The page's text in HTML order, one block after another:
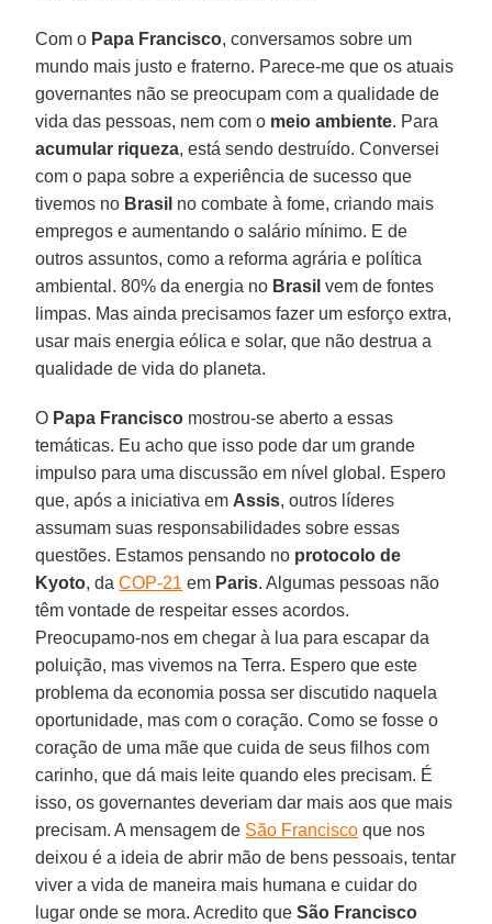
Com o Papa Francisco, conversamos sobre um
mundo mais justo e fraterno. Parece-me que os atuais
governantes não se preocupam com a qualidade de
vida das pessoas, nem com o meio ambiente. Para
acumular riqueza, está sendo destruído. Conversei
com o papa sobre a experiência de sucesso que
tivemos no Brasil no combate à fome, criando mais
empregos e aumentando o salário mínimo. E de
outros assuntos, como a reforma agrária e política
ambiental. 80% da energia no Brasil vem de fontes
limpas. Mas ainda precisamos fazer um esforço extra,
usar mais energia eólica e solar, que não destrua a
qualidade de vida do planeta.
O Papa Francisco mostrou-se aberto a essas
temáticas. Eu acho que isso pode dar um grande
impulso para uma discussão em nível global. Espero
que, após a iniciativa em Assis, outros líderes
assumam suas responsabilidades sobre essas
questões. Estamos pensando no protocolo de
Kyoto, daCOP-21 em Paris. Algumas pessoas não
têm vontade de respeitar esses acordos.
Preocupamo-nos em chegar à lua para escapar da
poluição, mas vivemos na Terra. Espero que este
problema da economia possa ser discutido naquela
oportunidade, mas com o coração. Como se fosse o
coração de uma mãe que cuida de seus filhos com
carinho, que dá mais leite quando eles precisam. É
isso, os governantes deveriam dar mais aos que mais
precisam. A mensagem de São Francisco que nos
deixou é a ideia de abrir mão de bens pessoais, tentar
viver a vida de maneira mais humana e cuidar do
lugar onde se mora. Acredito queSão Francisco